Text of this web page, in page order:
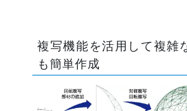
複写機能を活用して複雑
も簡単作成